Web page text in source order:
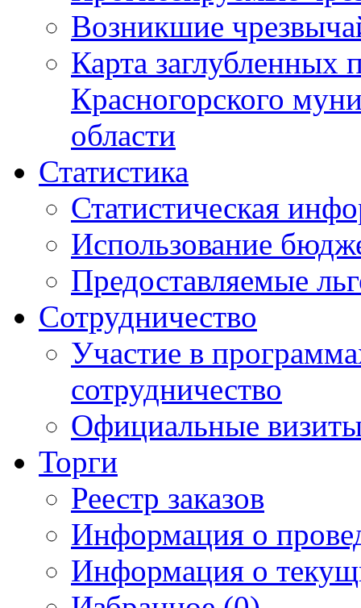
Возникшие
Карта
Красногорского
области
Статистика
Статистическая
Использование
Предоставляемые
Сотрудничество
Участие в
сотрудничество
Официальные
Торги
Реестр заказов
Информация о
Информация о